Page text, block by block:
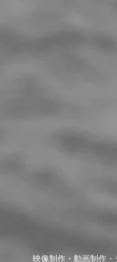
映像制作・動画制作・